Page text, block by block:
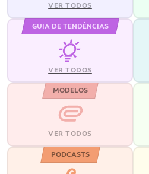
VER TODOS
GUIA DE TENDÊNCIAS
VER TODOS
MODELOS
VER TODOS
PODCASTS